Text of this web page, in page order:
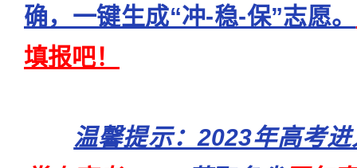
确，一键生成“冲-稳-保”志愿。
填报吧！
温馨提示：2023年高考